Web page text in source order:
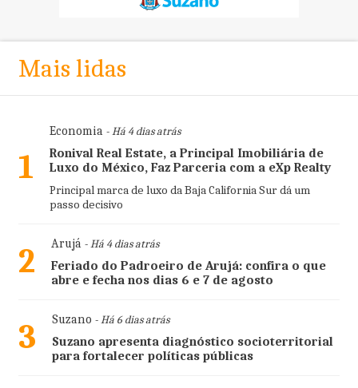
Mais lidas
1
Economia- Há 4 dias atrás
Ronival Real Estate, a Principal Imobiliária de
Luxo do México, Faz Parceria com a eXp Realty
Principal marca de luxo da Baja California Sur dá um
passo decisivo
2 Arujá- Há 4 dias atrás
Feriado do Padroeiro de Arujá: confira o que
abre e fecha nos dias 6 e 7 de agosto
3 Suzano - Há 6 dias atrás
Suzano apresenta diagnóstico socioterritorial
para fortalecer políticas públicas